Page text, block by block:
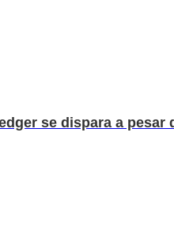
se dispara a